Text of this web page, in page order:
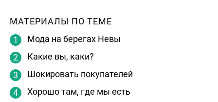
МАТЕРИАЛЫ ПО ТЕМЕ
Мода на берегах Невы
Какие вы, каки?
Шокировать покупателей
Хорошо там, где мы есть